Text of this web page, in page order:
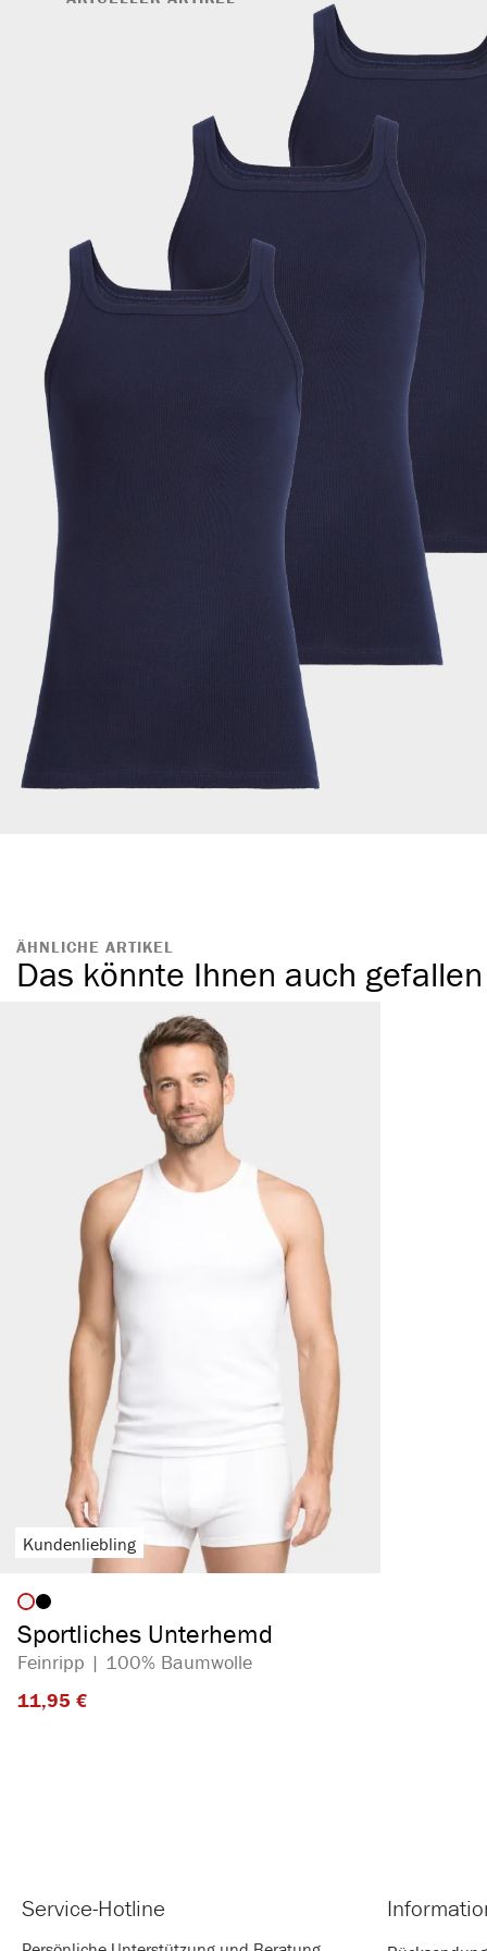
ÄHNLICHE ARTIKEL
Das könnte Ihnen auch gefallen
Kundenliebling
Artikelfarbe
Sportliches Unterhemd
Feinripp | 100% Baumwolle
11,95 €​
Service-Hotline